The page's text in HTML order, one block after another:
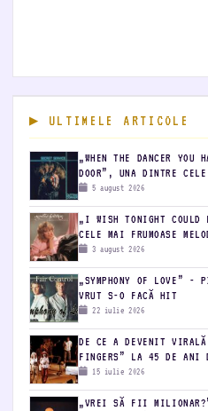
ULTIMELE ARTICOLE
„WHEN THE DANCER YOU
DOOR”, UNA DINTRE
DE SECRET SERVICE
5 august 2026
„I WISH TONIGHT COULD
CELE MAI FRUMOASE
3 august 2026
„SYMPHONY OF LOVE” -
VRUT S-O FACĂ HIT
22 iulie 2026
DE CE A DEVENIT VIRALĂ
FINGERS” LA 45 DE ANI
15 iulie 2026
„VREI SĂ FII